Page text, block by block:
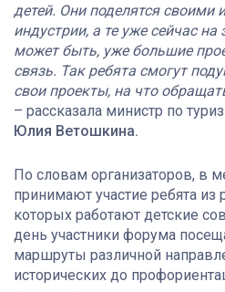
детей. Они поделятся своими
индустрии, а те уже сейчас на
может быть, уже большие
связь. Так ребята смогут
свои проекты, на что
– рассказала министр по
Юлия Ветошкина.
По словам организаторов, в
принимают участие ребята из
которых работают детские
день участники форума
маршруты различной
исторических до